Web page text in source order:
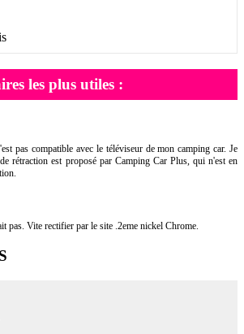
les plus utiles :
pas compatible avec le téléviseur de mon camping car. Je
rétraction est proposé par Camping Car Plus, qui n'est en
pas. Vite rectifier par le site .2eme nickel Chrome.